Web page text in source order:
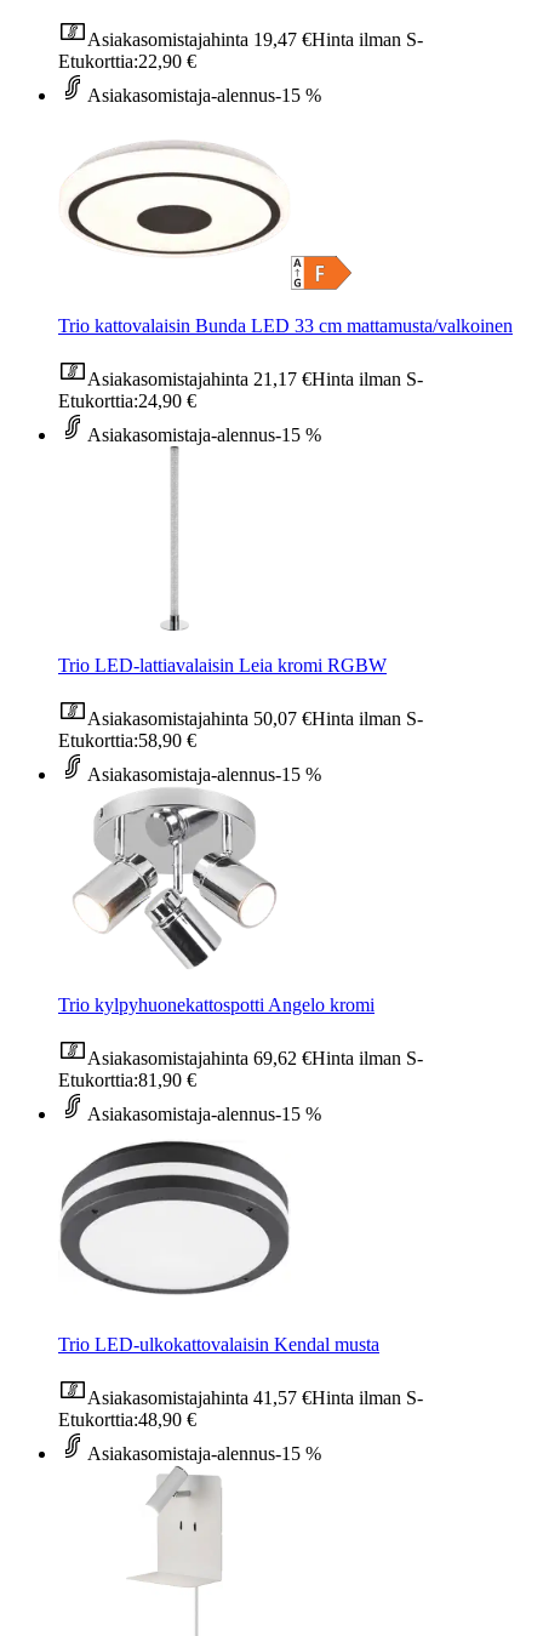
Asiakasomistajahinta 19,47 €Hinta ilman S-
Etukorttia:22,90 €
Asiakasomistaja-alennus-15 %
Trio kattovalaisin Bunda LED 33 cm mattamusta/valkoinen
Asiakasomistajahinta 21,17 €Hinta ilman S-
Etukorttia:24,90 €
Asiakasomistaja-alennus-15 %
Trio LED-lattiavalaisin Leia kromi RGBW
Asiakasomistajahinta 50,07 €Hinta ilman S-
Etukorttia:58,90 €
Asiakasomistaja-alennus-15 %
Trio kylpyhuonekattospotti Angelo kromi
Asiakasomistajahinta 69,62 €Hinta ilman S-
Etukorttia:81,90 €
Asiakasomistaja-alennus-15 %
Trio LED-ulkokattovalaisin Kendal musta
Asiakasomistajahinta 41,57 €Hinta ilman S-
Etukorttia:48,90 €
Asiakasomistaja-alennus-15 %